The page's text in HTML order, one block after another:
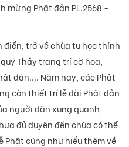
mừng Phật đản PL.2568 -
trở về chùa tu học thính
Thầy trang trí cờ hoa,
đản.... Năm nay, các Phật
còn thiết trí lễ đài Phật đản
người dân xung quanh,
đủ duyên đến chùa có thể
cũng như hiểu thêm về